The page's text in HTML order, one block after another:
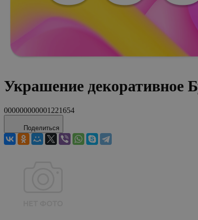
Украшение декоративное
000000000001221654
Поделиться